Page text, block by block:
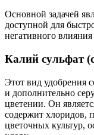
Основной задачей
доступной для
негативного
Калий сульфат
Этот вид удобрения
и дополнительно
цветении. Он
содержит хлоридов,
цветочных культур,